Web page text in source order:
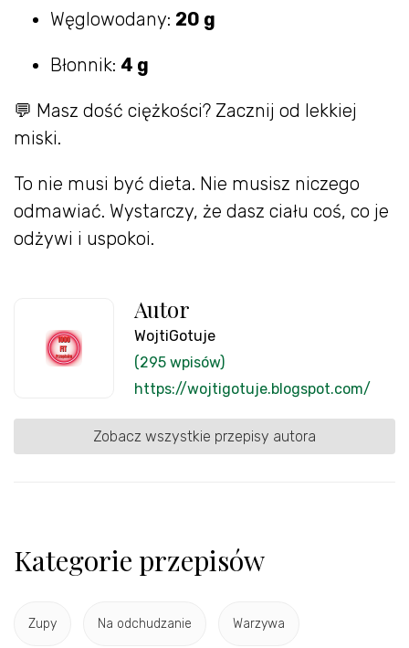
Węglowodany: 20 g
Błonnik: 4 g
💬 Masz dość ciężkości? Zacznij od lekkiej
miski.
To nie musi być dieta. Nie musisz niczego
odmawiać. Wystarczy, że dasz ciału coś, co je
odżywi i uspokoi.
Autor
WojtiGotuje
(295 wpisów)
https://wojtigotuje.blogspot.com/
Zobacz wszystkie przepisy autora
Kategorie przepisów
Zupy Na odchudzanie Warzywa